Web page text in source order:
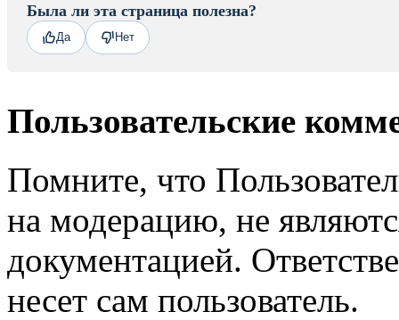
Была ли эта страница полезна?
Да Нет
Пользовательские
Помните, что
на модерацию, не
документацией.
несет сам пользователь.